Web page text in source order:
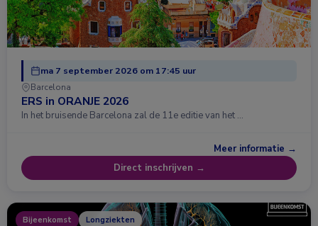
ma 7 september 2026 om 17:45 uur
Barcelona
ERS in ORANJE 2026
In het bruisende Barcelona zal de 11e editie van het …
Meer informatie →
Direct inschrijven →
Bijeenkomst Longziekten